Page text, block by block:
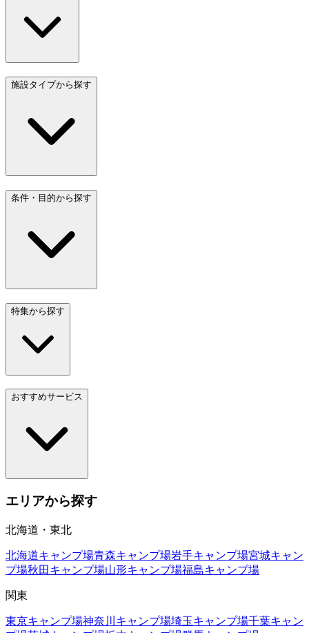
施設タイプから探す
条件・目的から探す
特集から探す
おすすめサービス
エリアから探す
北海道・東北
北海道キャンプ場青森キャンプ場岩手キャンプ場宮城キャン
プ場秋田 キャンプ場山形キャンプ場福島キャンプ場
関東
東京キャンプ場神奈川 キャンプ場埼玉キャンプ場千葉キャン